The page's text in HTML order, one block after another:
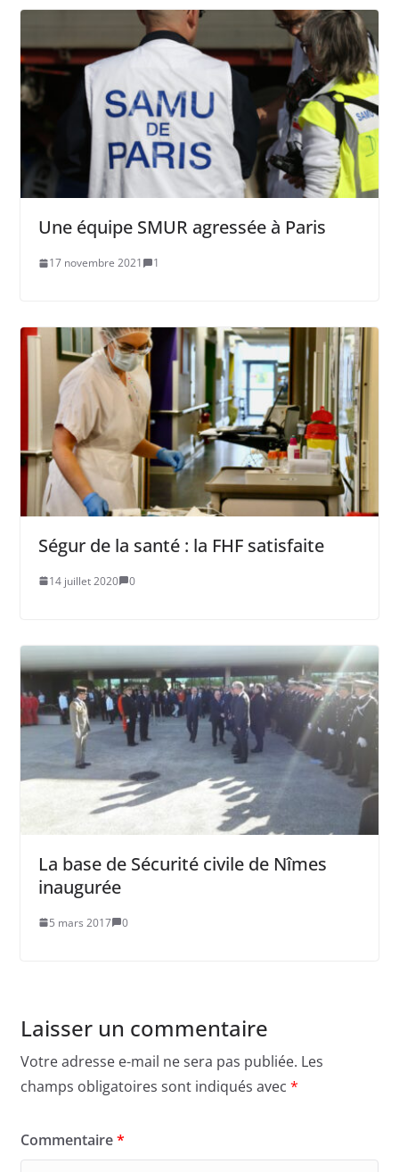
Une équipe SMUR agressée à Paris
17 novembre 2021 1
Ségur de la santé : la FHF satisfaite
14 juillet 2020 0
La base de Sécurité civile de Nîmes
inaugurée
5 mars 2017 0
Laisser un commentaire
Votre adresse e-mail ne sera pas publiée. Les
champs obligatoires sont indiqués avec *
Commentaire*